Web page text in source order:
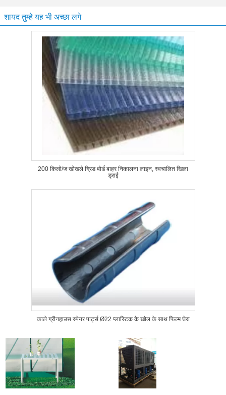
शायद तुम्हे यह भी अच्छा लगे
200 किलो/ज खोखले ग्रिड बोर्ड बाहर निकालना लाइन, स्वचालित खिला
ड्राई
काले ग्रीनहाउस स्पेयर पार्ट्स Ø22 प्लास्टिक के खोल के साथ फिल्म घेरा